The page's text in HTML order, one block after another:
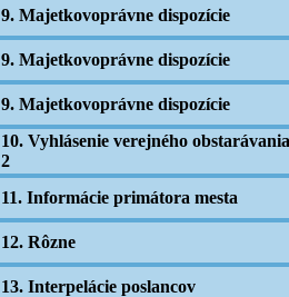
9. Majetkovoprávne dispozície
9. Majetkovoprávne dispozície
9. Majetkovoprávne dispozície
10. Vyhlásenie verejného
2
11. Informácie primátora mesta
12. Rôzne
13. Interpelácie poslancov